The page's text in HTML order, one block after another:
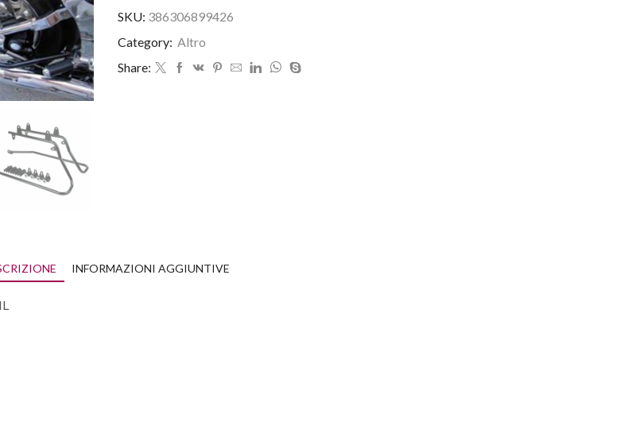
SKU: 386306899426
Category: Altro
Share:
INFORMAZIONI AGGIUNTIVE